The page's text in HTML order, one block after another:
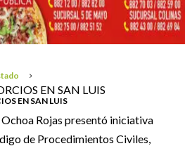
5
EN SAN LUIS
EN SAN LUIS
Rojas presentó iniciativa
de Procedimientos Civiles,